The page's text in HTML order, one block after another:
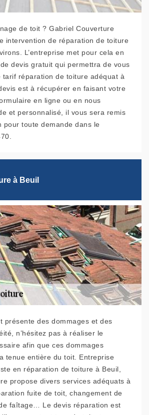
de toit ? Gabriel Couverture
intervention de réparation de toiture
L’entreprise met pour cela en
devis gratuit qui permettra de vous
réparation de toiture adéquat à
est à récupérer en faisant votre
en ligne ou en nous
et personnalisé, il vous sera remis
pour toute demande dans le
à Beuil
présente des dommages et des
n’hésitez pas à réaliser le
afin que ces dommages
tenue entière du toit. Entreprise
en réparation de toiture à Beuil,
propose divers services adéquats à
fuite de toit, changement de
faîtage… Le devis réparation est